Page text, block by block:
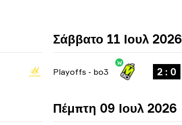
Σάββατο 11 Ιουλ 2026
Playoffs - bo3
W
2 : 0
Πέμπτη 09 Ιουλ 2026